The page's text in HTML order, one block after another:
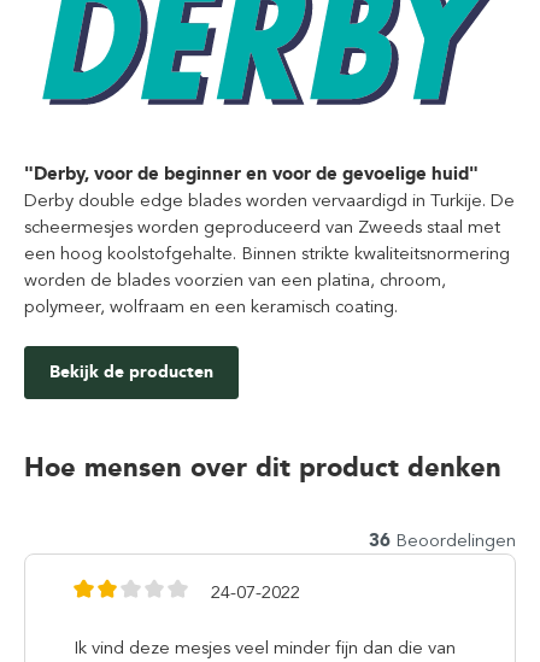
"Derby, voor de beginner en voor de gevoelige huid"
Derby double edge blades worden vervaardigd in Turkije. De
scheermesjes worden geproduceerd van Zweeds staal met
een hoog koolstofgehalte. Binnen strikte kwaliteitsnormering
worden de blades voorzien van een platina, chroom,
polymeer, wolfraam en een keramisch coating.
Bekijk de producten
Hoe mensen over dit product denken
36 Beoordelingen
24-07-2022
Ik vind deze mesjes veel minder fijn dan die van